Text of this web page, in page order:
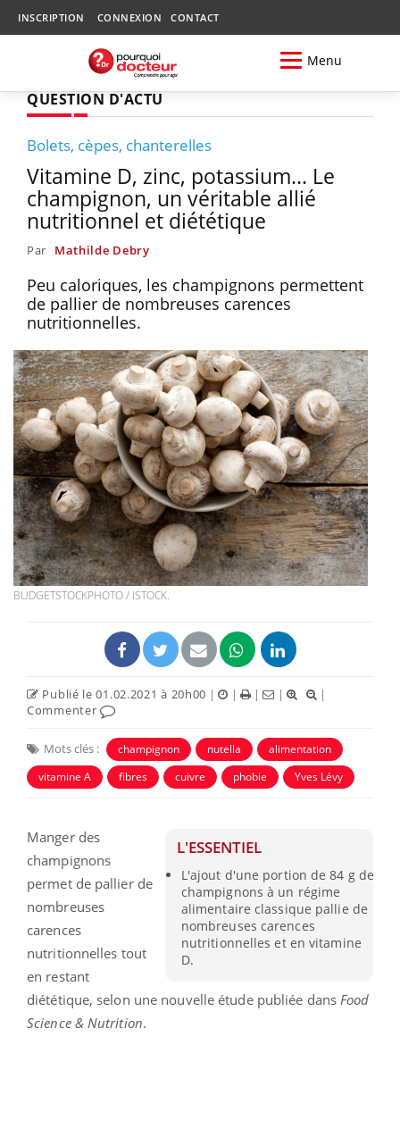
INSCRIPTION CONNEXION CONTACT
Menu
QUESTION D'ACTU
Bolets, cèpes, chanterelles
Vitamine D, zinc, potassium... Le
champignon, un véritable allié
nutritionnel et diététique
Par Mathilde Debry
Peu caloriques, les champignons permettent
de pallier de nombreuses carences
nutritionnelles.
BUDGETSTOCKPHOTO / ISTOCK.
Publié le 01.02.2021 à 20h00 | | | |
|
Commenter
Mots clés : champignon nutella
alimentation
vitamine A
fibres cuivre phobie Yves Lévy
L'ESSENTIEL
L'ajout d'une portion de 84 g de
champignons à un régime
alimentaire classique pallie de
nombreuses carences
nutritionnelles et en vitamine
D.
Manger des
champignons
permet de pallier de
nombreuses
carences
nutritionnelles tout
en restant
diététique, selon une nouvelle étude publiée dansFood
Science & Nutrition.